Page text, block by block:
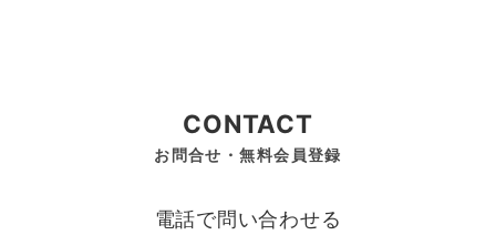
CONTACT
お問合せ・無料会員登録
電話で問い合わせる